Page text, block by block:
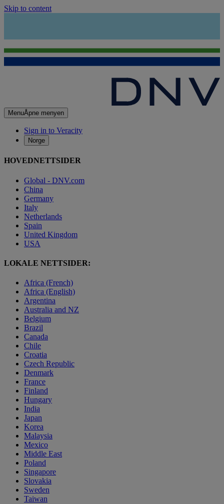
Skip to content
MenuÅpne menyen
Sign in to Veracity
Norge
HOVEDNETTSIDER
Global - DNV.com
China
Germany
Italy
Netherlands
Spain
United Kingdom
USA
LOKALE NETTSIDER:
Africa (French)
Africa (English)
Argentina
Australia and NZ
Belgium
Brazil
Canada
Chile
Croatia
Czech Republic
Denmark
France
Finland
Hungary
India
Japan
Korea
Malaysia
Mexico
Middle East
Poland
Singapore
Slovakia
Sweden
Taiwan